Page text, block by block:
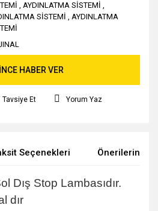
,AYDINLATMA SİSTEMİ ,
SİSTEMİ ,AYDINLATMA
HABER VER
Tavsiye Et Yorum Yaz
Seçenekleri Önerileriniz
Dış Stop Lambasıdır.
dır